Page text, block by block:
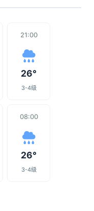
21:00
26°
3-4级
08:00
26°
3-4级